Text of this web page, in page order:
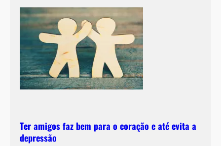
C
o
m
o
é
r
a
d
Ter amigos faz bem para o coração e até evita a
depressão